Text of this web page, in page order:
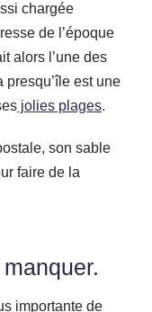
chargée
de l’époque
alors l’une des
presqu’île est une
jolies plages.
son sable
faire de la
importante de